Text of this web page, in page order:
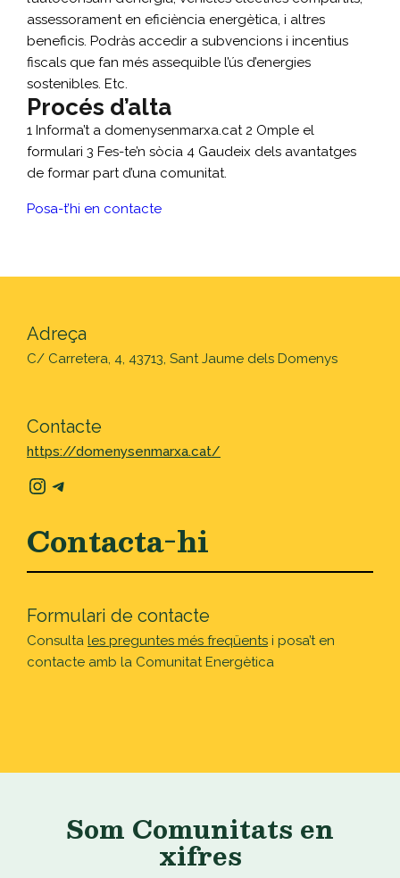
assessorament en eficiència energètica, i altres
beneficis. Podràs accedir a subvencions i incentius
fiscals que fan més assequible l’ús d’energies
sostenibles. Etc.
Procés d’alta
1 Informa’t a domenysenmarxa.cat 2 Omple el
formulari 3 Fes-te’n sòcia 4 Gaudeix dels avantatges
de formar part d’una comunitat.
Posa-t’hi en contacte
Adreça
C/ Carretera, 4, 43713, Sant Jaume dels Domenys
Contacte
https://domenysenmarxa.cat/
Instagram
Telegram
Contacta-hi
Formulari de contacte
Consulta les preguntes més freqüents i posa’t en
contacte amb la Comunitat Energètica
Som Comunitats en
xifres